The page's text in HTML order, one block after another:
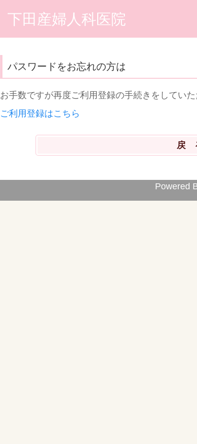
下田産婦人科医院
パスワードをお忘れの方は
お手数ですが再度ご利用登録の手続きをしてい
ご利用登録はこちら
Powered